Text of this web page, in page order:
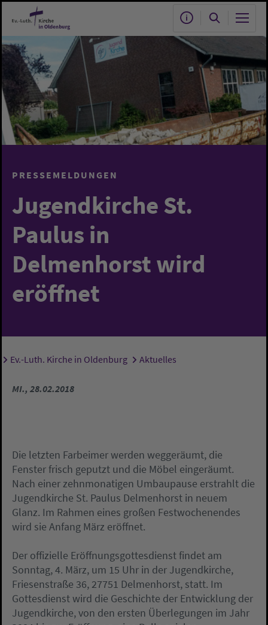
Zum Hauptinhalt springen
PRESSEMELDUNGEN
Jugendkirche St.
Paulus in
Delmenhorst wird
eröffnet
Sie sind hier:
Ev.-Luth. Kirche in Oldenburg Aktuelles
MI., 28.02.2018
Die letzten Farbeimer werden weggeräumt, die
Fenster frisch geputzt und die Möbel eingeräumt.
Nach einer zehnmonatigen Umbaupause erstrahlt die
Jugendkirche St. Paulus Delmenhorst in neuem
Glanz. Im Rahmen eines großen Festwochenendes
wird sie Anfang März eröffnet.
Der offizielle Eröffnungsgottesdienst findet am
Sonntag, 4. März, um 15 Uhr in der Jugendkirche,
Friesenstraße 36, 27751 Delmenhorst, statt. Im
Gottesdienst wird die Geschichte der Entwicklung der
Jugendkirche, von den ersten Überlegungen im Jahr